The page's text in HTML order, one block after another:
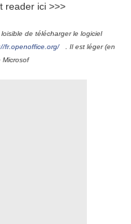
reader ici >>>
de télécharger le logiciel
fr.openoffice.org/. Il est léger (en
Microsof